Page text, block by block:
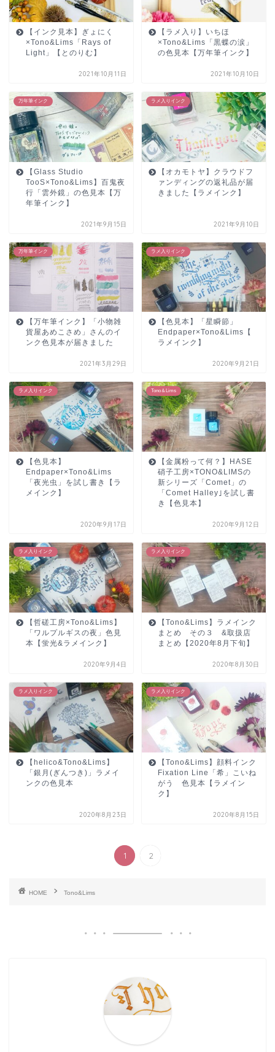
【インク見本】ぎょにく
×Tono&Lims「Rays of
Light」【とのりむ】
2021年10月11日
【ラメ入り】いちほ
×Tono&Lims「黒蝶の涙」
の色見本【万年筆インク】
2021年10月10日
万年筆インク
【Glass Studio
TooS×Tono&Lims】百鬼夜
行「雲外鏡」の色見本【万
年筆インク】
2021年9月15日
ラメ入りインク
【オカモトヤ】クラウドフ
ァンディングの返礼品が届
きました【ラメインク】
2021年9月10日
万年筆インク
【万年筆インク】「小物雑
貨屋あめこさめ」さんのイ
ンク色見本が届きました
2021年3月29日
ラメ入りインク
【色見本】「星瞬節」
Endpaper×Tono&Lims【
ラメインク】
2020年9月21日
ラメ入りインク
【色見本】
Endpaper×Tono&Lims
「夜光虫」を試し書き【ラ
メインク】
2020年9月17日
Tono＆Lims
【金属粉って何？】HASE
硝子工房×TONO&LIMSの
新シリーズ「Comet」の
「Comet Halley｣を試し書
き【色見本】
2020年9月12日
ラメ入りインク
【哲磋工房×Tono&Lims】
「ワルプルギスの夜」色見
本【蛍光&ラメインク】
2020年9月4日
ラメ入りインク
【Tono&Lims】ラメインク
まとめ その３ &取扱店
まとめ【2020年8月下旬】
2020年8月30日
ラメ入りインク
【helico&Tono&Lims】
「銀月(ぎんつき)」ラメイ
ンクの色見本
2020年8月23日
ラメ入りインク
【Tono&Lims】顔料インク
Fixation Line「希」こいね
がう 色見本【ラメイン
ク】
2020年8月15日
1 2
HOME Tono&Lims